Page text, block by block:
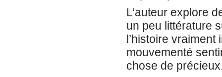
L’auteur explore
un peu littérature
l’histoire
mouvementé
chose de